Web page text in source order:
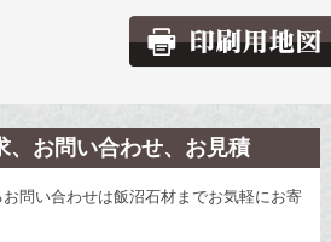
、お問い合わせ、お見積
問い合わせは飯沼石材までお気軽にお寄